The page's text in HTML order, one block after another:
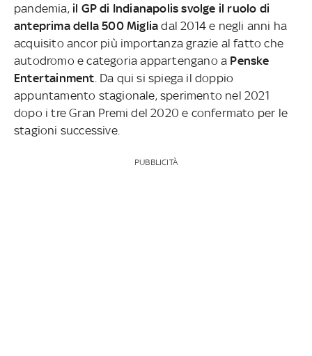
pandemia, il GP di Indianapolis svolge il ruolo di
anteprima della 500 Miglia dal 2014 e negli anni ha
acquisito ancor più importanza grazie al fatto che
autodromo e categoria appartengano a Penske
Entertainment . Da qui si spiega il doppio
appuntamento stagionale, sperimento nel 2021
dopo i tre Gran Premi del 2020 e confermato per le
stagioni successive.
PUBBLICITÀ